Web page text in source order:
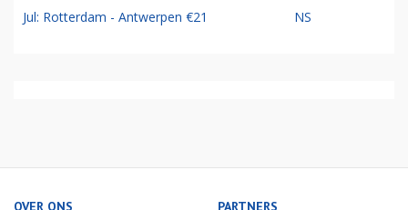
Jul: Rotterdam - Antwerpen €21 NS
OVER ONS PARTNERS